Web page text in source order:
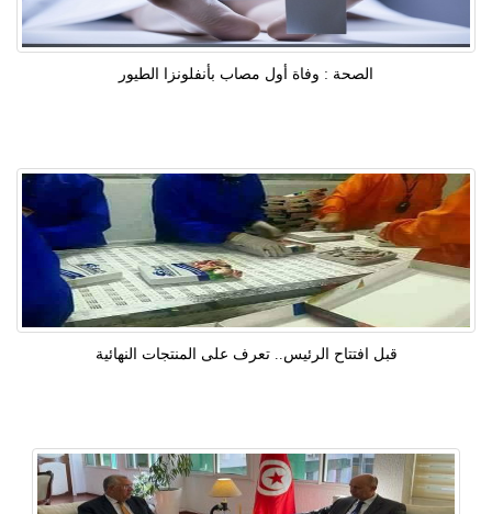
الصحة : وفاة أول مصاب بأنفلونزا الطيور
قبل افتتاح الرئيس.. تعرف على المنتجات النهائية